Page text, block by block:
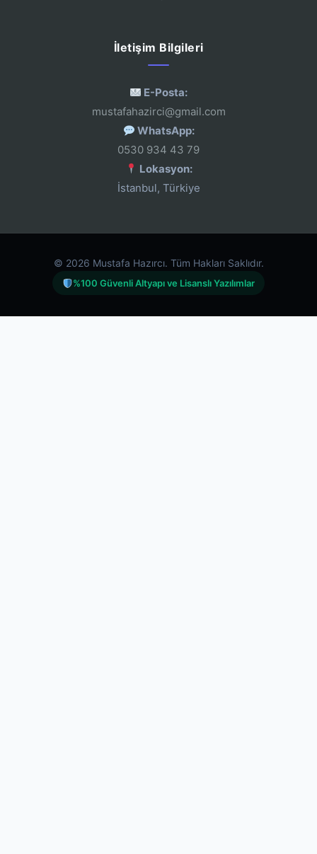
İletişim Bilgileri
E-Posta:
mustafahazirci@gmail.com
WhatsApp:
0530 934 43 79
Lokasyon:
İstanbul, Türkiye
© 2026 Mustafa Hazırcı. Tüm Hakları Saklıdır.
%100 Güvenli Altyapı ve Lisanslı Yazılımlar